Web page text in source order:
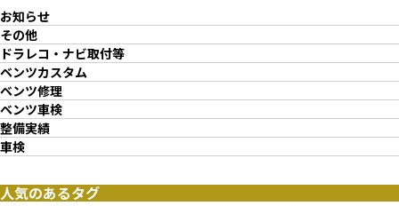
お知らせ
その他
ドラレコ・ナビ取付等
ベンツカスタム
ベンツ修理
ベンツ車検
整備実績
車検
人気のあるタグ